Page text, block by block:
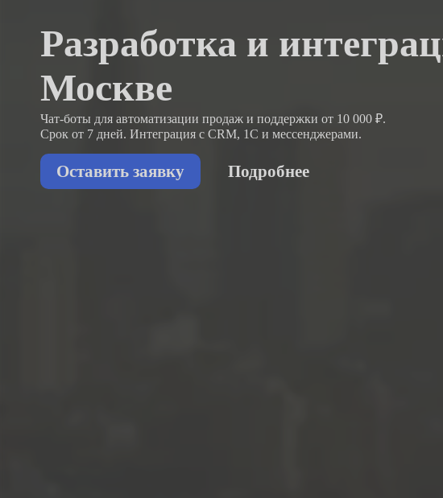
Разработка и
Москве
Чат-боты для автоматизации продаж и поддержки от 10 000 ₽.
Срок от 7 дней. Интеграция с CRM, 1С и мессенджерами.
Оставить заявку Подробнее